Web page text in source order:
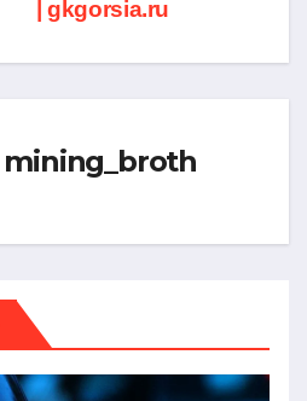
| gkgorsia.ru
mining_broth